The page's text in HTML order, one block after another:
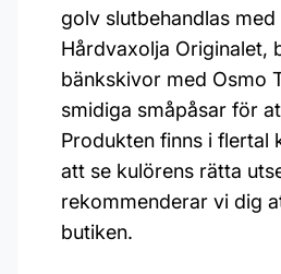
golv slutbehandlas
Hårdvaxolja Originalet,
bänkskivor med Osmo
smidiga småpåsar för
Produkten finns i flertal
att se kulörens rätta
rekommenderar vi dig
butiken.